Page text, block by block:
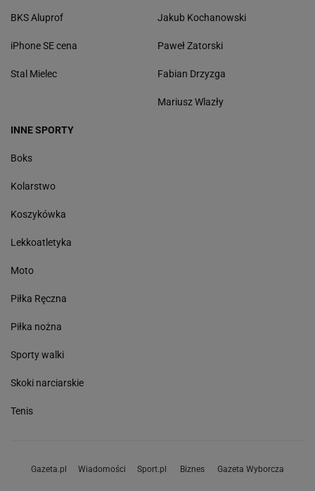
BKS Aluprof
iPhone SE cena
Stal Mielec
Jakub Kochanowski
Paweł Zatorski
Fabian Drzyzga
Mariusz Wlazły
INNE SPORTY
Boks
Kolarstwo
Koszykówka
Lekkoatletyka
Moto
Piłka Ręczna
Piłka nożna
Sporty walki
Skoki narciarskie
Tenis
Gazeta.pl Wiadomości Sport.pl Biznes Gazeta Wyborcza